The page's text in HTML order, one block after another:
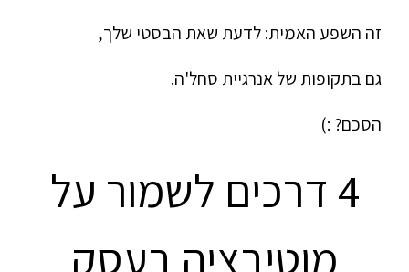
זה השפע האמית:לדעת שאת הבסטי שלך,
גם בתקופות של אנרגיית סחל'ה.
הסכם? :)
4 דרכים לשמור על
מוטיבציה בעסק